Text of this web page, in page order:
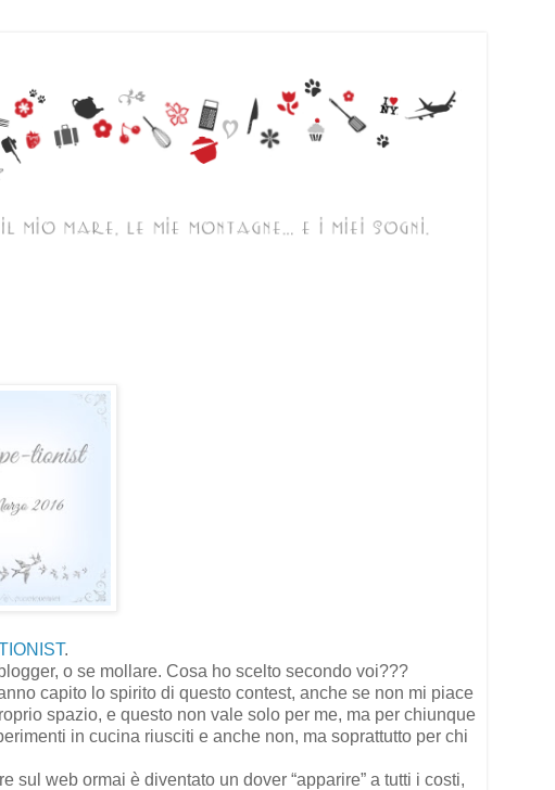
.
o se mollare. Cosa ho scelto secondo voi???
capito lo spirito di questo contest, anche se non mi piace
spazio, e questo non vale solo per me, ma per chiunque
in cucina riusciti e anche non, ma soprattutto per chi
sul web ormai è diventato un dover “apparire” a tutti i costi,